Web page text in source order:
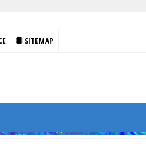
SITEMAP